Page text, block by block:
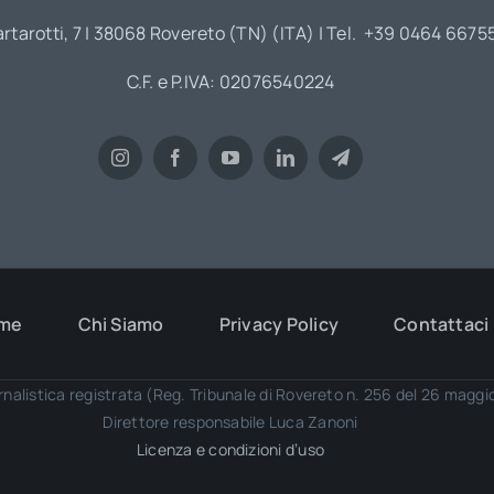
7 | 38068 Rovereto (TN) (ITA) | Tel. +39 0464
C.F. e P.IVA: 02076540224
Chi Siamo Privacy Policy Contattaci
registrata (Reg. Tribunale di Rovereto n. 256 del 26
Direttore responsabile Luca Zanoni
Licenza e condizioni d’uso